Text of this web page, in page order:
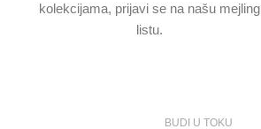
kolekcijama, prijavi se na našu mejling
listu.
BUDI U TOKU